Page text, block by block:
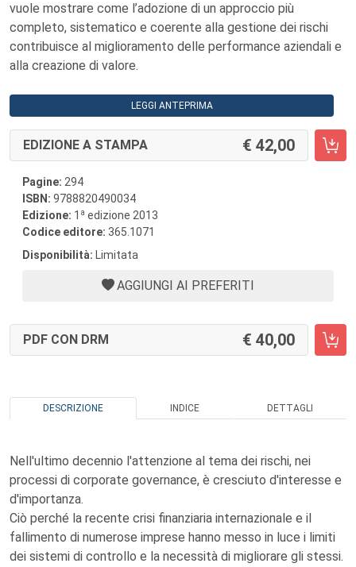
vuole mostrare come l’adozione di un approccio più
completo, sistematico e coerente alla gestione dei rischi
contribuisce al miglioramento delle performance aziendali e
alla creazione di valore.
LEGGI ANTEPRIMA
EDIZIONE A STAMPA 42,00
Pagine: 294
ISBN: 9788820490034
Edizione: 1 a edizione 2013
Codice editore: 365.1071
Disponibilità: Limitata
AGGIUNGI AI PREFERITI
PDF CON DRM 40,00
DESCRIZIONE INDICE DETTAGLI
Nell'ultimo decennio l'attenzione al tema dei rischi, nei
processi di corporate governance, è cresciuto d'interesse e
d'importanza.
Ciò perché la recente crisi finanziaria internazionale e il
fallimento di numerose imprese hanno messo in luce i limiti
dei sistemi di controllo e la necessità di migliorare gli stessi.